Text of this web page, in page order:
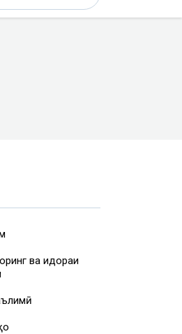
more characters for results.
ва идораи